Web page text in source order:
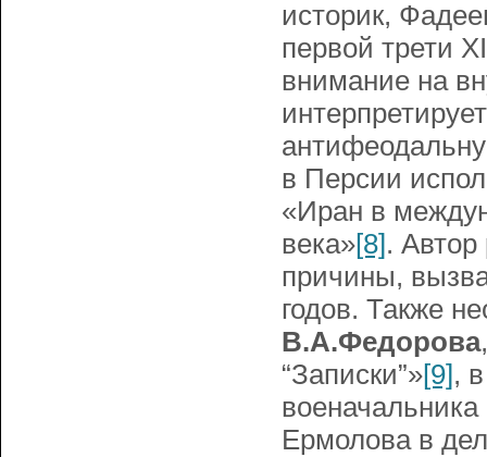
историк,
первой трети
внимание на
в Персии
«Иран в
века»[8].
причины,
годов. Также
В.А.Федорова
“Записки”»[9],
Ермолова в